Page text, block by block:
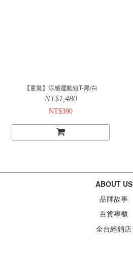
【童裝】涼感運動短T-黑/白
NT$1,480
NT$390
ABOUT US
品牌故事
百貨專櫃
全台經銷店